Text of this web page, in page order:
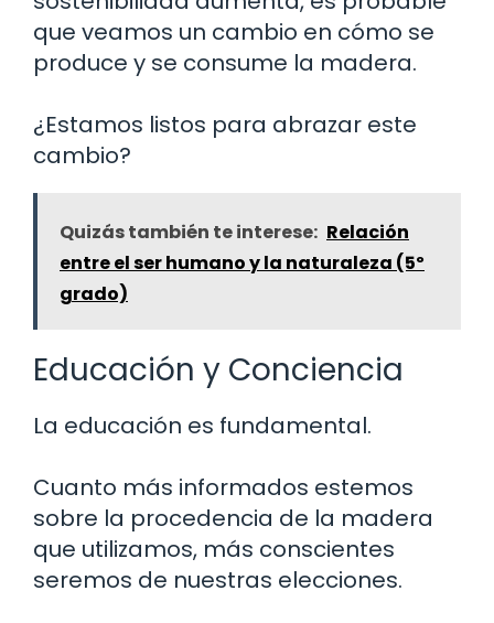
que veamos un cambio en cómo se
produce y se consume la madera.
¿Estamos listos para abrazar este
cambio?
Quizás también te interese: Relación
entre el ser humano y la naturaleza (5º
grado)
Educación y Conciencia
La educación es fundamental.
Cuanto más informados estemos
sobre la procedencia de la madera
que utilizamos, más conscientes
seremos de nuestras elecciones.